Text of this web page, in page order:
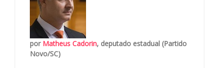
por Matheus Cadorin, deputado estadual (Partido
Novo/SC)